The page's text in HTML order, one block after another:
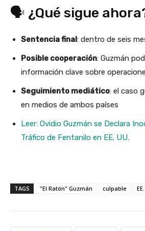
🗣️ ¿Qué sigue
Sentencia final: dentro de seis
Posible cooperación: Guzmán
información clave sobre
Seguimiento mediático: el caso
en medios de ambos países
Leer: Ovidio Guzmán se Declara
Tráfico de Fentanilo en EE. UU.
TAGS "El Ratón" Guzmán culpable